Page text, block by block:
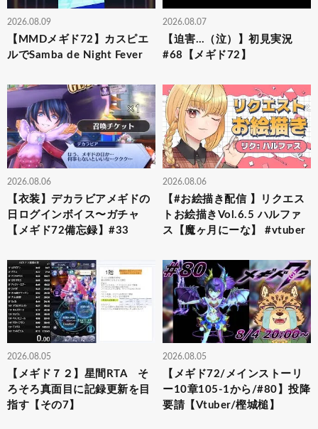
2026.08.09
【MMDメギド72】カスピエ
ルでSamba de Night Fever
2026.08.07
【迫害…（泣）】初見実況
#68【メギド72】
2026.08.06
【衣装】デカラビアメギドの
日ログインボイス〜ガチャ
【メギド72備忘録】#33
2026.08.06
【#お絵描き配信 】リクエス
トお絵描きVol.6.5 ハルファ
ス【魔ヶ月にーな】 #vtuber
2026.08.05
【メギド７２】星間RTA そ
ろそろ真面目に記録更新を目
指す【その7】
2026.08.05
【メギド72/メインストーリ
ー10章105-1から/#80】投降
要請【Vtuber/樫城槌】